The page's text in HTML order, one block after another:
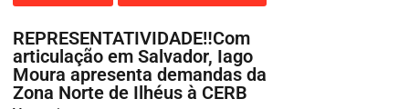
REPRESENTATIVIDADE‼️Com
articulação em Salvador, Iago
Moura apresenta demandas da
Zona Norte de Ilhéus à CERB